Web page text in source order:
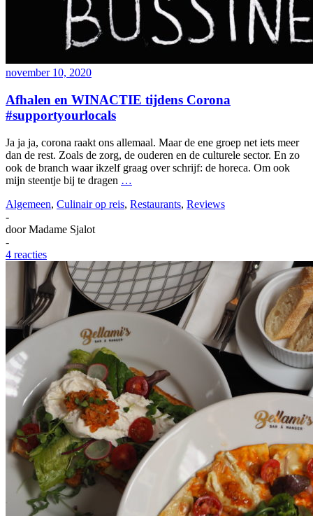
november 10, 2020
Afhalen en WINACTIE tijdens Corona
#supportyourlocals
Ja ja ja, corona raakt ons allemaal. Maar de ene groep net iets meer
dan de rest. Zoals de zorg, de ouderen en de culturele sector. En zo
ook de branch waar ikzelf graag over schrijf: de horeca. Om ook
mijn steentje bij te dragen …
Algemeen, Culinair op reis, Restaurants, Reviews
-
doorMadame Sjalot
-
4 reacties